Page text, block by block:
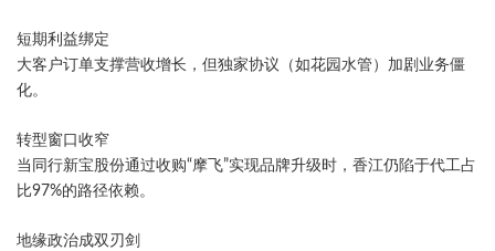
​短期利益绑定​
大客户订单支撑营收增长，但独家协议（如花园水管）加剧业务僵
化。
​转型窗口收窄​
当同行新宝股份通过收购“摩飞”实现品牌升级时，香江仍陷于代工占
比97%的路径依赖。
​地缘政治成双刃剑​